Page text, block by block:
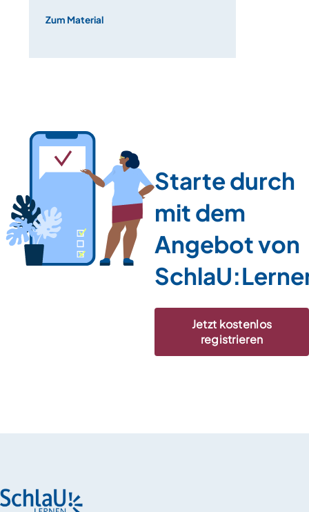
Zum Material
Starte durch
mit dem
Angebot von
Jetzt kostenlos
registrieren